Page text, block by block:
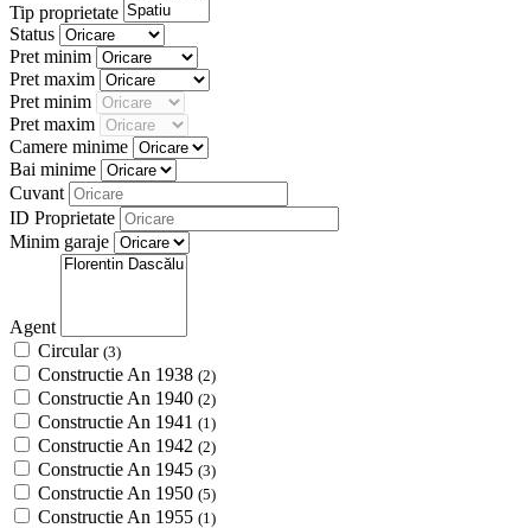
Tip proprietate
Status
Pret minim
Pret maxim
Pret minim
Pret maxim
Camere minime
Bai minime
Cuvant
ID Proprietate
Minim garaje
Agent
Circular (3)
Constructie An 1938 (2)
Constructie An 1940 (2)
Constructie An 1941 (1)
Constructie An 1942 (2)
Constructie An 1945 (3)
Constructie An 1950 (5)
Constructie An 1955 (1)